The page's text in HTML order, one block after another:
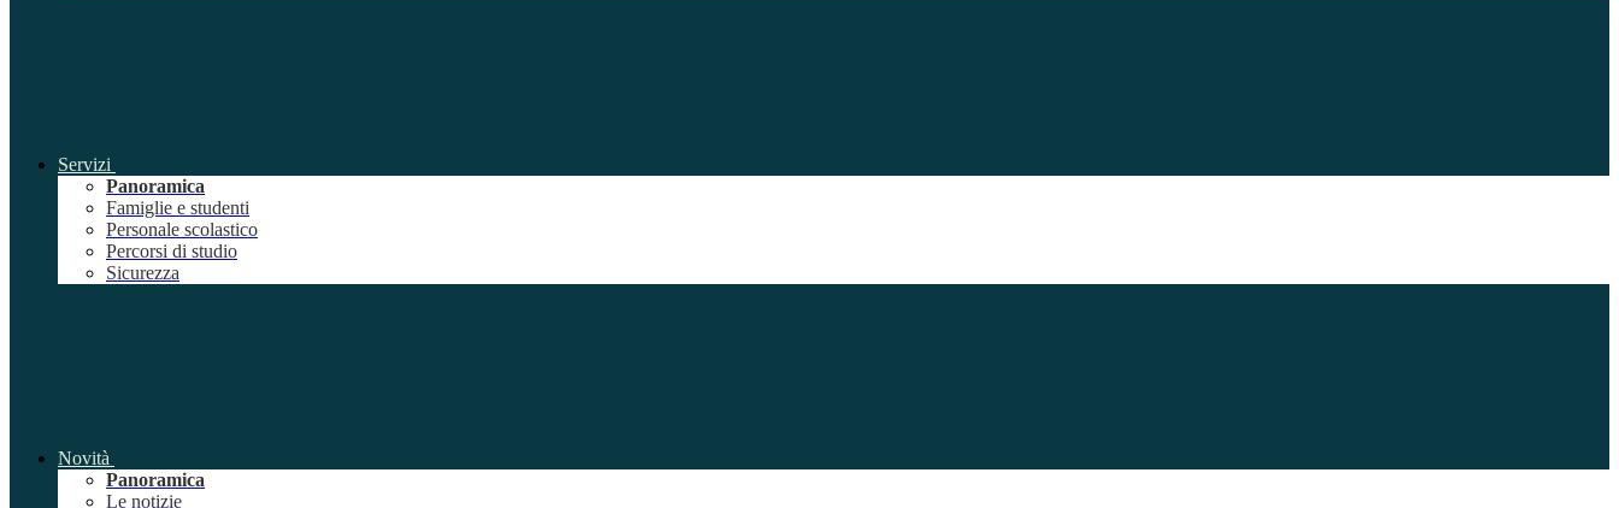
Servizi
Panoramica
Famiglie e studenti
Personale scolastico
Percorsi di studio
Sicurezza
Novità
Panoramica
Le notizie